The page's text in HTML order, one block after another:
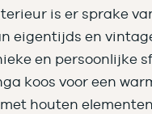
is er sprake
eigentijds en
en persoonlijke
koos voor een
houten